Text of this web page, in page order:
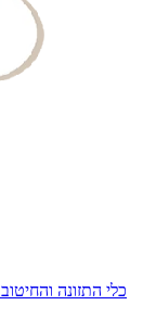
כלי התזונה